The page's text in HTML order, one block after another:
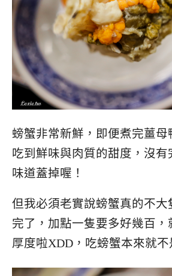
螃蟹非常新鮮，即便煮完薑母
吃到鮮味與肉質的甜度，沒有
味道蓋掉喔！
但我必須老實說螃蟹真的不大
完了，加點一隻要多好幾百，
厚度啦XDD，吃螃蟹本來就不